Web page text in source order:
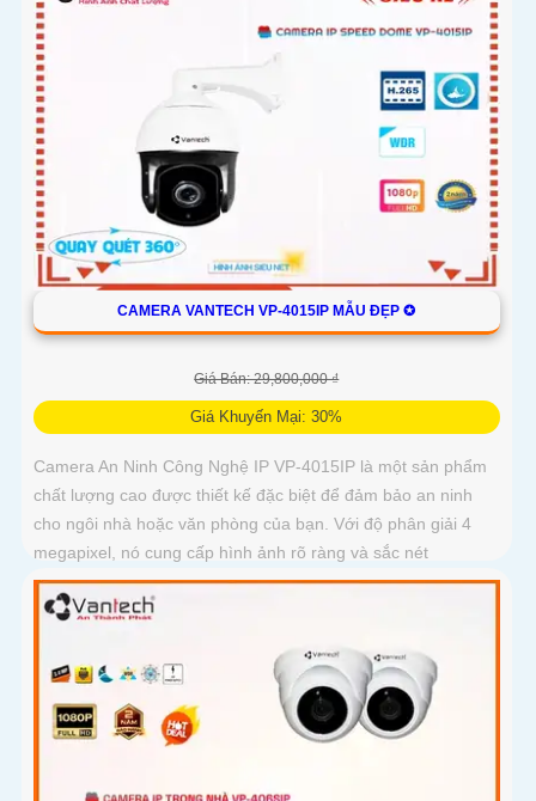
CAMERA VANTECH VP-4015IP MẪU ĐẸP ✪
Giá Bán: 29,800,000 ₫
Giá Khuyến Mại: 30%
Camera An Ninh Công Nghệ IP VP-4015IP là một sản phẩm
chất lượng cao được thiết kế đặc biệt để đảm bảo an ninh
cho ngôi nhà hoặc văn phòng của bạn. Với độ phân giải 4
megapixel, nó cung cấp hình ảnh rõ ràng và sắc nét